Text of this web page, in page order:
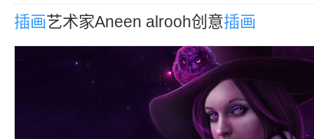
插画艺术家Aneen alrooh创意插画